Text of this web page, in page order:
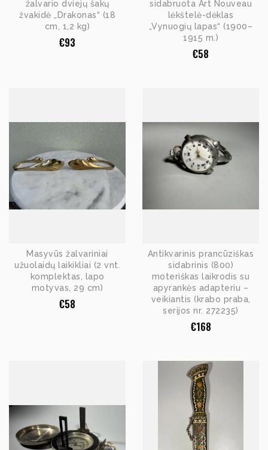
žalvario dviejų šakų
žvakidė „Drakonas“ (18
cm, 1,2 kg)
€93
sidabruota Art Nouveau
lėkštelė-dėklas
„Vynuogių lapas“ (1900–
1915 m.)
€58
Masyvūs žalvariniai
užuolaidų laikikliai (2 vnt.
komplektas, lapo
motyvas, 29 cm)
€58
Antikvarinis prancūziškas
sidabrinis (800)
moteriškas laikrodis su
apyrankės adapteriu –
veikiantis (krabo praba,
serijos nr. 272235)
€168